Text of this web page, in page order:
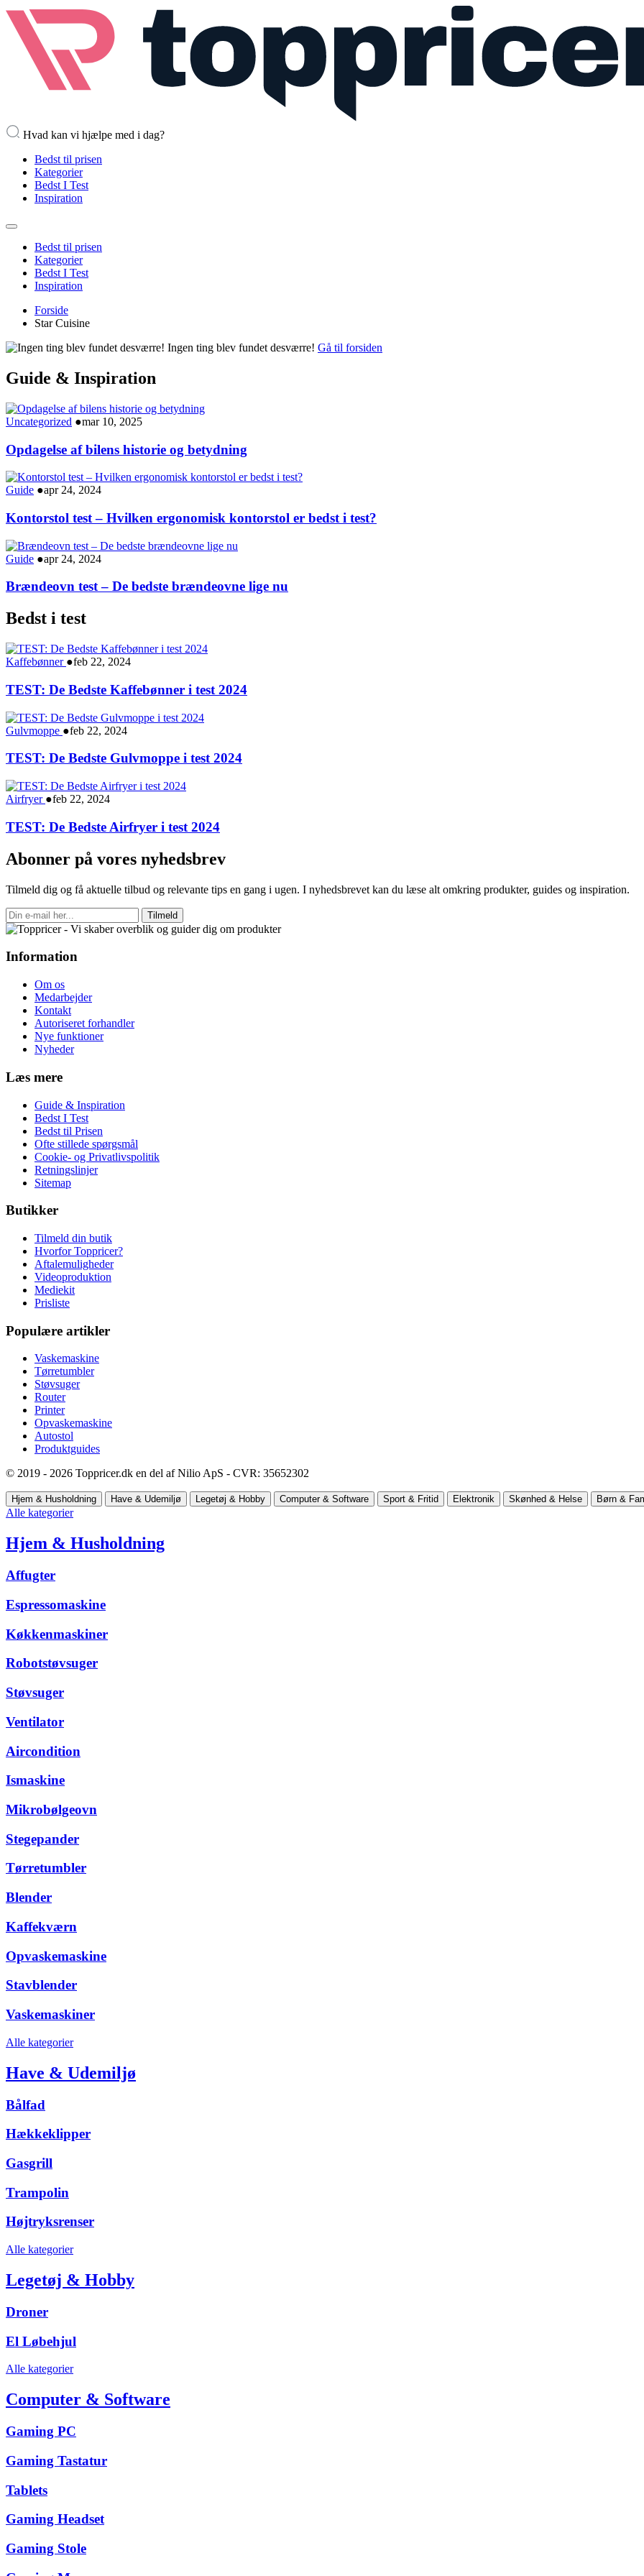
Hvad kan vi hjælpe med i dag?
Bedst til prisen
Kategorier
Bedst I Test
Inspiration
Bedst til prisen
Kategorier
Bedst I Test
Inspiration
Forside
Star Cuisine
Ingen ting blev fundet desværre! Gå til forsiden
Guide & Inspiration
Uncategorized ●mar 10, 2025
Opdagelse af bilens historie og betydning
Guide ●apr 24, 2024
Kontorstol test – Hvilken ergonomisk kontorstol er bedst i test?
Guide ●apr 24, 2024
Brændeovn test – De bedste brændeovne lige nu
Bedst i test
Kaffebønner ●feb 22, 2024
TEST: De Bedste Kaffebønner i test 2024
Gulvmoppe ●feb 22, 2024
TEST: De Bedste Gulvmoppe i test 2024
Airfryer ●feb 22, 2024
TEST: De Bedste Airfryer i test 2024
Abonner på vores nyhedsbrev
Tilmeld dig og få aktuelle tilbud og relevante tips en gang i ugen. I nyhedsbrevet kan du læse alt omkring produkter, guides og inspiration.
Tilmeld
Information
Om os
Medarbejder
Kontakt
Autoriseret forhandler
Nye funktioner
Nyheder
Læs mere
Guide & Inspiration
Bedst I Test
Bedst til Prisen
Ofte stillede spørgsmål
Cookie- og Privatlivspolitik
Retningslinjer
Sitemap
Butikker
Tilmeld din butik
Hvorfor Toppricer?
Aftalemuligheder
Videoproduktion
Mediekit
Prisliste
Populære artikler
Vaskemaskine
Tørretumbler
Støvsuger
Router
Printer
Opvaskemaskine
Autostol
Produktguides
© 2019 - 2026 Toppricer.dk en del af Nilio ApS - CVR: 35652302
Hjem & Husholdning Have & Udemiljø Legetøj & Hobby Computer & Software Sport & Fritid Elektronik Skønhed & Helse Børn &
Alle kategorier
Hjem & Husholdning
Affugter
Espressomaskine
Køkkenmaskiner
Robotstøvsuger
Støvsuger
Ventilator
Aircondition
Ismaskine
Mikrobølgeovn
Stegepander
Tørretumbler
Blender
Kaffekværn
Opvaskemaskine
Stavblender
Vaskemaskiner
Alle kategorier
Have & Udemiljø
Bålfad
Hækkeklipper
Gasgrill
Trampolin
Højtryksrenser
Alle kategorier
Legetøj & Hobby
Droner
El Løbehjul
Alle kategorier
Computer & Software
Gaming PC
Gaming Tastatur
Tablets
Gaming Headset
Gaming Stole